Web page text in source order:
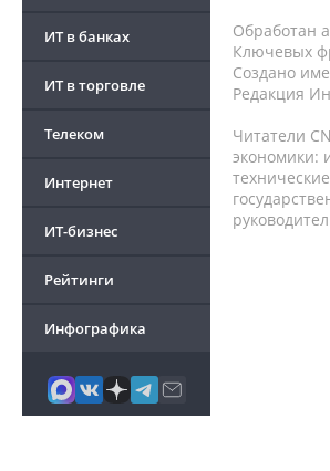
ИТ в банках
ИТ в торговле
Телеком
Интернет
ИТ-бизнес
Рейтинги
Инфографика
Обработан
Ключевых
Создано
Редакция
Читатели
экономики: